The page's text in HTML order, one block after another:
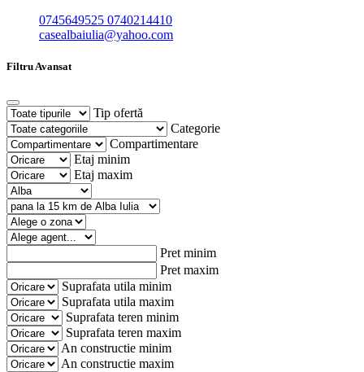
0745649525 0740214410
casealbaiulia@yahoo.com
Filtru Avansat
Tip ofertă
Categorie
Compartimentare
Etaj minim
Etaj maxim
Pret minim
Pret maxim
Suprafata utila minim
Suprafata utila maxim
Suprafata teren minim
Suprafata teren maxim
An constructie minim
An constructie maxim